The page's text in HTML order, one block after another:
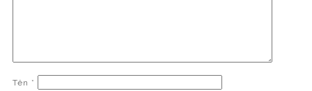
Tên *